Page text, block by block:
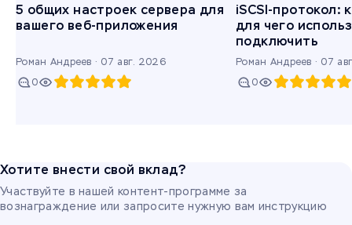
5 общих настроек сервера для
вашего веб-приложения
Роман Андреев · 07 авг. 2026
0
iSCSI-протокол:
для чего
подключить
Роман Андреев · 07
0
Хотите внести свой вклад?
Участвуйте в нашей контент-программе за
вознаграждение или запросите нужную вам инструкцию